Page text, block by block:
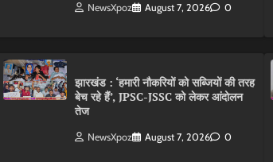
NewsXpoz August 7, 2026 0
झारखंड : ‘हमारी नौकरियों को सब्जियों की तरह
बेच रहे हैं’, JPSC-JSSC को लेकर आंदोलन
तेज
NewsXpoz August 7, 2026 0